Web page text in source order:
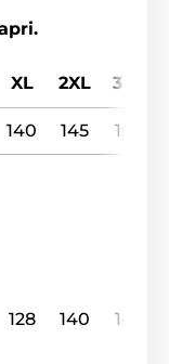
XL 2XL 3XL
140 145 150
128 140 148